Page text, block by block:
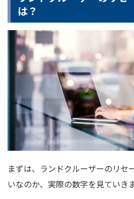
は？
まずは、ランドクルーザーのリセ
いなのか、実際の数字を見ていき